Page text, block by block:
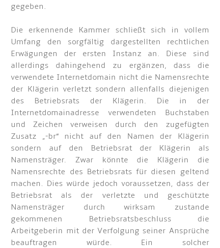
gegeben.
Die erkennende Kammer schließt sich in vollem
Umfang den sorgfältig dargestellten rechtlichen
Erwägungen der ersten Instanz an. Diese sind
allerdings dahingehend zu ergänzen, dass die
verwendete Internetdomain nicht die Namensrechte
der Klägerin verletzt sondern allenfalls diejenigen
des Betriebsrats der Klägerin. Die in der
Internetdomainadresse verwendeten Buchstaben
und Zeichen verweisen durch den zugefügten
Zusatz „-br“ nicht auf den Namen der Klägerin
sondern auf den Betriebsrat der Klägerin als
Namensträger. Zwar könnte die Klägerin die
Namensrechte des Betriebsrats für diesen geltend
machen. Dies würde jedoch voraussetzen, dass der
Betriebsrat als der verletzte und geschützte
Namensträger durch wirksam zustande
gekommenen Betriebsratsbeschluss die
Arbeitgeberin mit der Verfolgung seiner Ansprüche
beauftragen würde. Ein solcher